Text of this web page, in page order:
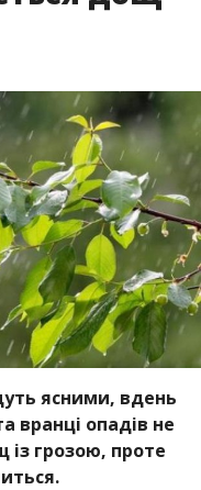
ясними, вдень
вранці опадів не
із грозою, проте